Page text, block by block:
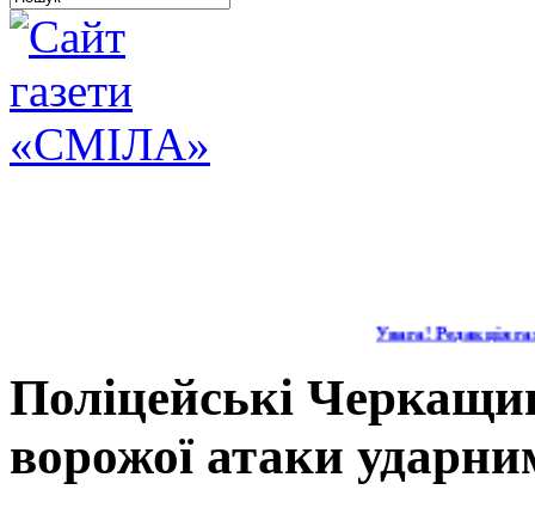
Увага! Редакція
Поліцейські
ворожої атаки